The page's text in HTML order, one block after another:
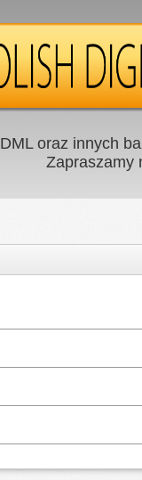
oraz innych
Zapraszamy